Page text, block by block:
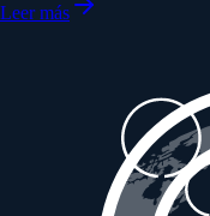
Leer más